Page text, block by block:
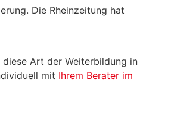
Die Rheinzeitung hat
Art der Weiterbildung in
mit Ihrem Berater im